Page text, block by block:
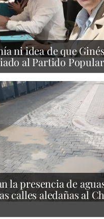
ni idea de que
al Partido
la presencia de
calles aledañas al